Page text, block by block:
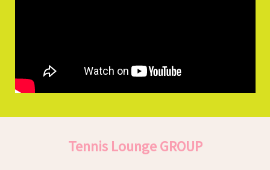
Tennis Lounge GROUP